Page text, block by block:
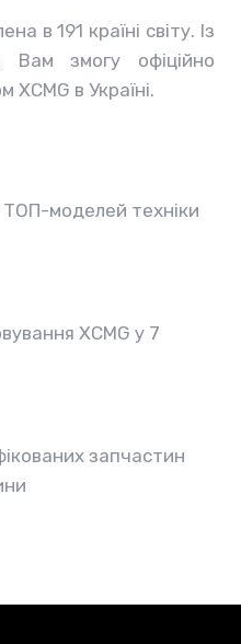
в 191 країні світу. Із
Вам змогу офіційно
в Україні.
моделей техніки
XCMG у 7
запчастин